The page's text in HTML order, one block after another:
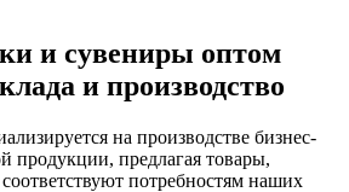
и сувениры оптом
и производство
на производстве бизнес-
продукции, предлагая товары,
потребностям наших